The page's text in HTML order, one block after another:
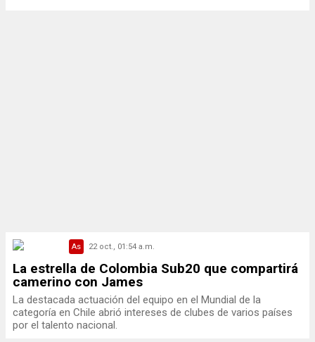
As 22 oct., 01:54 a.m.
La estrella de Colombia Sub20 que compartirá
camerino con James
La destacada actuación del equipo en el Mundial de la
categoría en Chile abrió intereses de clubes de varios países
por el talento nacional.